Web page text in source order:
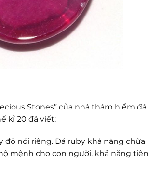
Stones” của nhà thám hiểm
kỉ 20 đã viết:
đỏ nói riêng. Đá ruby khả năng chữa
mệnh cho con người, khả năng tiên